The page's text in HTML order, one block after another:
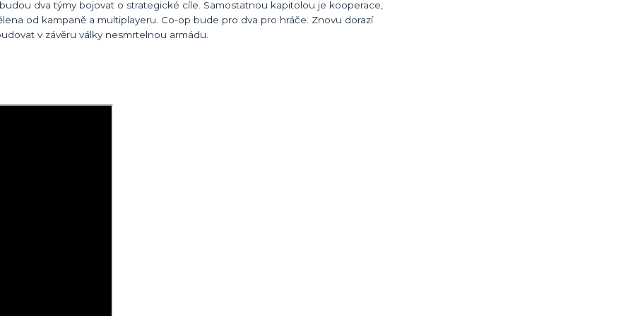
dva týmy bojovat o strategické cíle. Samostatnou kapitolou je kooperace,
od kampaně a multiplayeru. Co-op bude pro dva pro hráče. Znovu dorazí
v závěru války nesmrtelnou armádu.